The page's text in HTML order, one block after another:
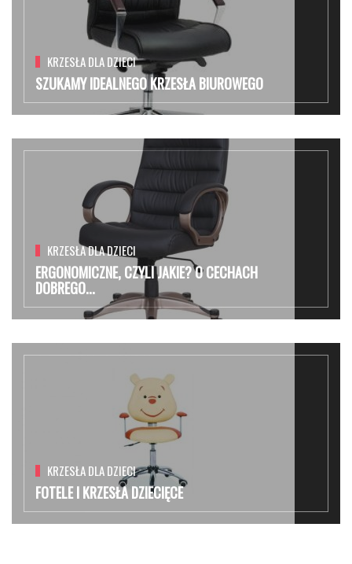
KRZESŁA DLA DZIECI
SZUKAMY IDEALNEGO KRZESŁA BIUROWEGO
KRZESŁA DLA DZIECI
ERGONOMICZNE, CZYLI JAKIE? O CECHACH
DOBREGO...
KRZESŁA DLA DZIECI
FOTELE I KRZESŁA DZIECIĘCE